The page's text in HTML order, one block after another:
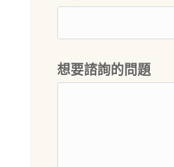
想要諮詢的問題